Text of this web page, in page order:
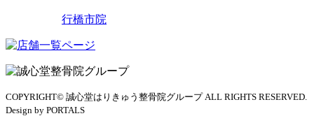
行橋市院
COPYRIGHT© 誠心堂はりきゅう整骨院グループ ALL RIGHTS RESERVED.
Design by PORTALS